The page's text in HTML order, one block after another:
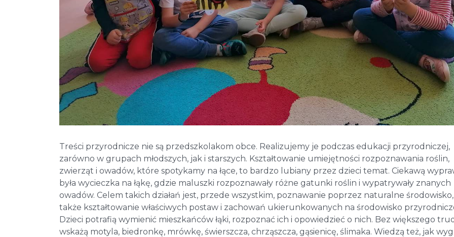
Treści przyrodnicze nie są przedszkolakom obce. Realizujemy je podczas edukacji przyrodniczej,
zarówno w grupach młodszych, jak i starszych. Kształtowanie umiejętności rozpoznawania roślin,
zwierząt i owadów, które spotykamy na łące, to bardzo lubiany przez dzieci temat. Ciekawą
była wycieczka na łąkę, gdzie maluszki rozpoznawały różne gatunki roślin i wypatrywały znanych
owadów. Celem takich działań jest, przede wszystkim, poznawanie poprzez naturalne
także kształtowanie właściwych postaw i zachowań ukierunkowanych na środowisko
Dzieci potrafią wymienić mieszkańców łąki, rozpoznać ich i opowiedzieć o nich. Bez większego
wskażą motyla, biedronkę, mrówkę, świerszcza, chrząszcza, gąsienicę, ślimaka. Wiedzą też, jak